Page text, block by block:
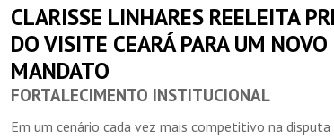
CLARISSE LINHARES REELEITA
DO VISITE CEARÁ PARA UM NOVO
MANDATO
FORTALECIMENTO INSTITUCIONAL
Em um cenário cada vez mais competitivo na